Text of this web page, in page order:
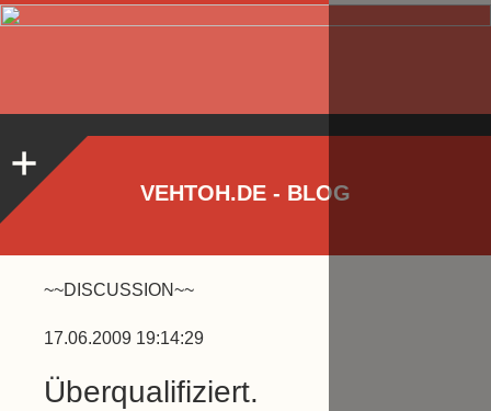
VEHTOH.DE - BLOG
~~DISCUSSION~~
17.06.2009 19:14:29
Überqualifiziert.